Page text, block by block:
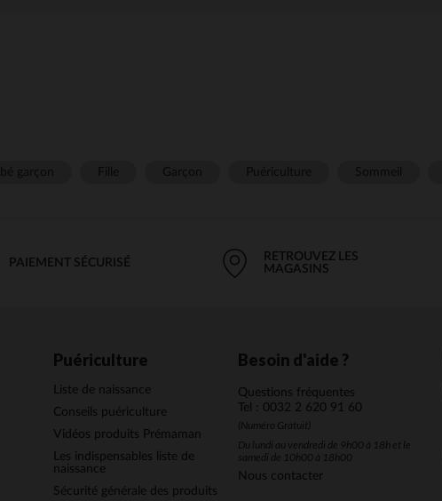
PAIEMENT SÉCURISÉ
RETROUVEZ LES
MAGASINS
Puériculture
Liste de naissance
Conseils puériculture
Vidéos produits Prémaman
Les indispensables liste de
naissance
Sécurité générale des produits
Besoin d'aide ?
Questions fréquentes
Tel : 0032 2 620 91 60
(Numéro Gratuit)
Du lundi au vendredi de 9h00 à 18h et le
samedi de 10h00 à 18h00
Nous contacter